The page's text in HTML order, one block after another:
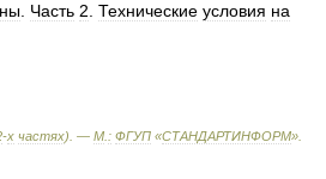
Часть 2 Технические условия на
-х частях). — М : ФГУП «СТАНДАРТИНФОРМ»